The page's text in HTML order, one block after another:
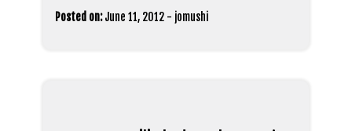
Posted on: June 11, 2012 - jomushi